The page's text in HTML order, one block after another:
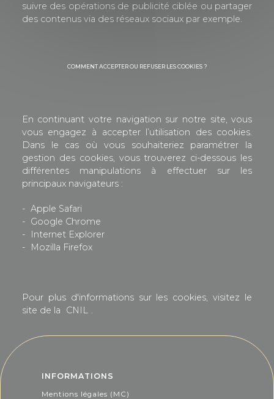
suivre des opérations de publicité ciblée ou partager
des contenus via des réseaux sociaux par exemple.
COMMENT ACCEPTER OU REFUSER LES COOKIES ?
En continuant votre navigation sur notre site, vous
vous engagez à accepter l’utilisation des cookies.
Dans le cas où vous souhaiteriez paramétrer la
gestion des cookies, vous trouverez ci-dessous les
différentes manipulations à effectuer sur les
principaux navigateurs :
- Apple Safari
- Google Chrome
-
Internet Explorer
-
Mozilla Firefox
Pour plus d'informations sur les cookies, visitez le
site de la
CNIL .
INFORMATIONS
Mentions légales (MC)